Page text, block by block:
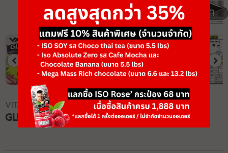
1/11
VITAXTRONG
GLUTAMINE